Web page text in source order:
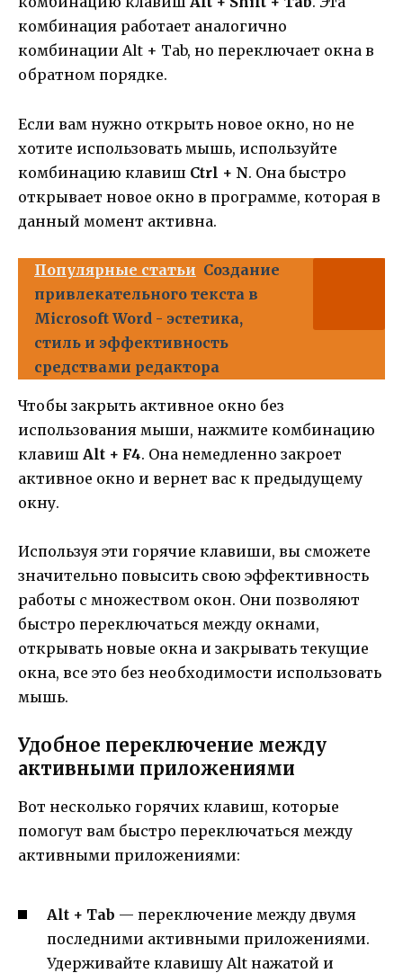
комбинация работает аналогично
комбинации Alt + Tab, но переключает окна в
обратном порядке.
Если вам нужно открыть новое окно, но не
хотите использовать мышь, используйте
комбинацию клавиш Ctrl + N. Она быстро
открывает новое окно в программе, которая в
данный момент активна.
Популярные статьи Создание
привлекательного текста в
Microsoft Word - эстетика,
стиль и эффективность
средствами редактора
Чтобы закрыть активное окно без
использования мыши, нажмите комбинацию
клавиш Alt + F4. Она немедленно закроет
активное окно и вернет вас к предыдущему
окну.
Используя эти горячие клавиши, вы сможете
значительно повысить свою эффективность
работы с множеством окон. Они позволяют
быстро переключаться между окнами,
открывать новые окна и закрывать текущие
окна, все это без необходимости использовать
мышь.
Удобное переключение между
активными приложениями
Вот несколько горячих клавиш, которые
помогут вам быстро переключаться между
активными приложениями:
Alt + Tab — переключение между двумя
последними активными приложениями.
Удерживайте клавишу Alt нажатой и